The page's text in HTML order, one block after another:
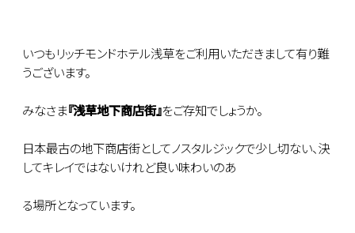
いつもリッチモンドホテル浅草をご利用いただきまして有り難
うございます。
みなさま『浅草地下商店街』をご存知でしょうか。
日本最古の地下商店街としてノスタルジックで少し切ない、決
してキレイではないけれど良い味わいのあ
る場所となっています。